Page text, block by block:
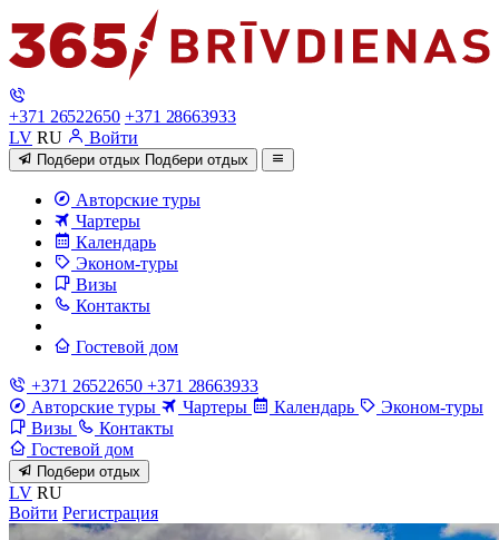
+371 26522650 +371 28663933
LV RU Войти
Подбери отдых Подбери отдых
Авторские туры
Чартеры
Календарь
Эконом-туры
Визы
Контакты
Гостевой дом
+371 26522650 +371 28663933
Авторские туры
Чартеры Календарь
Эконом-туры
Визы
Контакты
Гостевой дом
Подбери отдых
LV RU
Войти Регистрация